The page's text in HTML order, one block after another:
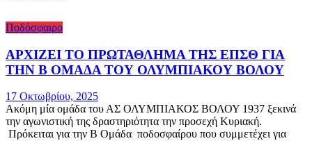
Ποδόσφαιρο
ΑΡΧΙΖΕΙ ΤΟ ΠΡΩΤΑΘΛΗΜΑ ΤΗΣ ΕΠΣΘ ΓΙΑ
ΤΗΝ Β ΟΜΑΔΑ ΤΟΥ ΟΛΥΜΠΙΑΚΟΥ ΒΟΛΟΥ
17 Οκτωβρίου, 2025
Ακόμη μία ομάδα του ΑΣ ΟΛΥΜΠΙΑΚΟΣ ΒΟΛΟΥ 1937 ξεκινά
την αγωνιστική της δραστηριότητα την προσεχή Κυριακή.
Πρόκειται για την Β Ομάδα ποδοσφαίρου που συμμετέχει για